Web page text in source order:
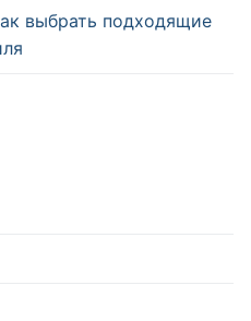
выбрать подходящие